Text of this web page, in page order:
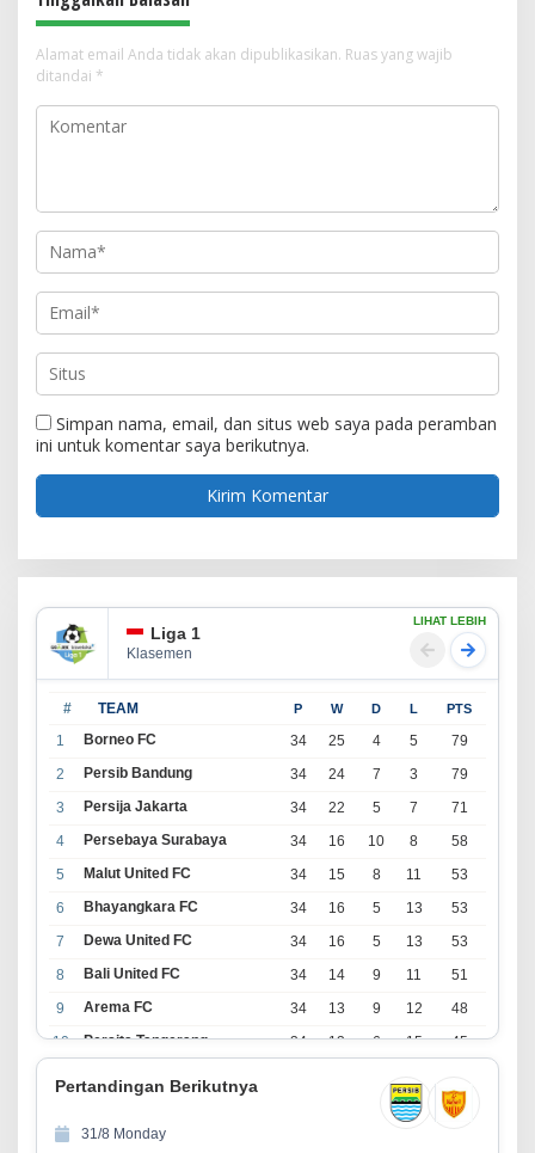
Alamat email Anda tidak akan dipublikasikan. Ruas yang wajib
ditandai *
Simpan nama, email, dan situs web saya pada peramban
ini untuk komentar saya berikutnya.
Liga 1
Klasemen
LIHAT LEBIH
# TEAM P W D L PTS
1 Borneo FC 34 25 4 5
79
2
Persib Bandung 34 24 7 3
79
3
Persija Jakarta 34 22 5 7
71
4
Persebaya Surabaya 34 16 10 8
58
5
Malut United FC 34 15 8 11
53
6
Bhayangkara FC 34 16 5 13
53
7
Dewa United FC 34 16 5 13
53
8
Bali United FC 34 14 9 11
51
9
Arema FC 34 13 9 12
48
10
Persita Tangerang 34 13 6 15
45
17
39
13
Persijap Jepara
Pertandingan Berikutnya
31/8 Monday